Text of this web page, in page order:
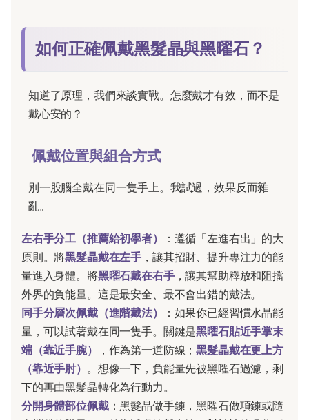
如何正確佩戴黑髮晶與黑曜石？
知道了原理，我們來談實戰。怎麼戴才有效，而不是
戴心安的？
佩戴位置與組合方式
別一股腦全戴在同一隻手上。我試過，效果反而雜
亂。
左右手分工（推薦給初學者）
：遵循「左進右出」的大
原則。將黑髮晶戴在左手 ，讓其招財、提升專注力的能
量進入身體。將黑曜石戴在右手，讓其幫助釋放和阻擋
外界的負能量。這是最安全、最不會出錯的戴法。
同手分層次佩戴（進階戴法）
：如果你已經習慣水晶能
量，可以試著戴在同一隻手。關鍵是黑曜石貼近手掌末
端（靠近手腕）
，作為第一道防線；黑髮晶戴在更上方
（靠近手肘） 。想像一下，負能量先被黑曜石過濾，剩
下的再由黑髮晶轉化為行動力。
分開身體部位佩戴：黑髮晶做手鍊，黑曜石做項鍊或隨